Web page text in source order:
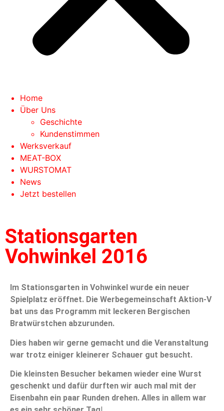
Home
Über Uns
Geschichte
Kundenstimmen
Werksverkauf
MEAT-BOX
WURSTOMAT
News
Jetzt bestellen
Stationsgarten
Vohwinkel 2016
Im Stationsgarten in Vohwinkel wurde ein neuer
Spielplatz eröffnet. Die Werbegemeinschaft Aktion-V
bat uns das Programm mit leckeren Bergischen
Bratwürstchen abzurunden.
Dies haben wir gerne gemacht und die Veranstaltung
war trotz einiger kleinerer Schauer gut besucht.
Die kleinsten Besucher bekamen wieder eine Wurst
geschenkt und dafür durften wir auch mal mit der
Eisenbahn ein paar Runden drehen. Alles in allem war